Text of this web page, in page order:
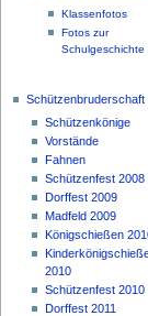
Klassenfotos
Fotos zur
Schulgeschichte
Schützenbruderschaft
Schützenkönige
Vorstände
Fahnen
Schützenfest 2008
Dorffest 2009
Madfeld 2009
Königschießen
2010
Schützenfest 2010
Dorffest 2011